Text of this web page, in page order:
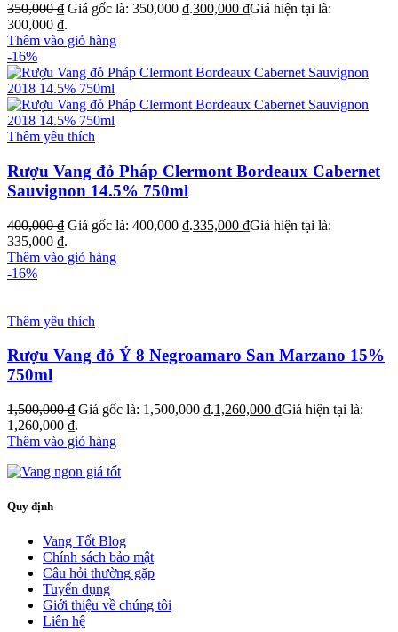
350,000₫ Giá gốc là: 350,000 ₫.300,000 ₫Giá hiện tại là:
300,000 ₫.
Thêm vào giỏ hàng
-16%
Thêm yêu thích
Rượu Vang đỏ Pháp Clermont Bordeaux Cabernet
Sauvignon 14.5% 750ml
400,000₫ Giá gốc là: 400,000 ₫.335,000 ₫Giá hiện tại là:
335,000 ₫.
Thêm vào giỏ hàng
-16%
Thêm yêu thích
Rượu Vang đỏ Ý 8 Negroamaro San Marzano 15%
750ml
1,500,000₫ Giá gốc là: 1,500,000 ₫.1,260,000 ₫Giá hiện tại là:
1,260,000 ₫.
Thêm vào giỏ hàng
Quy định
Vang Tốt Blog
Chính sách bảo mật
Câu hỏi thường gặp
Tuyển dụng
Giới thiệu về chúng tôi
Liên hệ